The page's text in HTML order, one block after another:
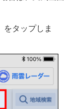
タップしま